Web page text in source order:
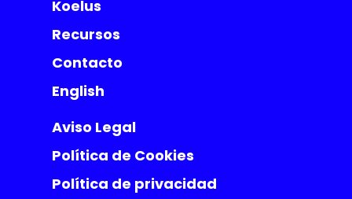
Koelus
Recursos
Contacto
English
Aviso Legal
Política de Cookies
Política de privacidad